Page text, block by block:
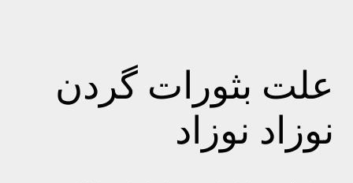
علت بثورات گردن
نوزاد نوزاد